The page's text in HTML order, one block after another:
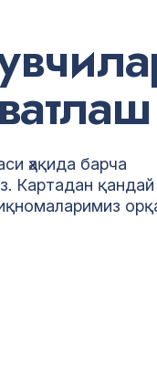
вчила
атлаш
ҳақида барча
Картадан қандай